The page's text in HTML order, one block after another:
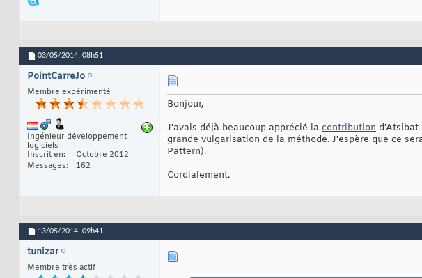
03/05/2014, 08h51
PointCarreJo
Membre expérimenté
Ingénieur développement
logiciels
Inscrit en
Octobre 2012
Messages
162
Bonjour,
J'avais déjà beaucoup apprécié la contribution d'Atsibat
grande vulgarisation de la méthode. J'espère que ce
Pattern).
Cordialement.
13/05/2014, 09h41
tunizar
Membre très actif